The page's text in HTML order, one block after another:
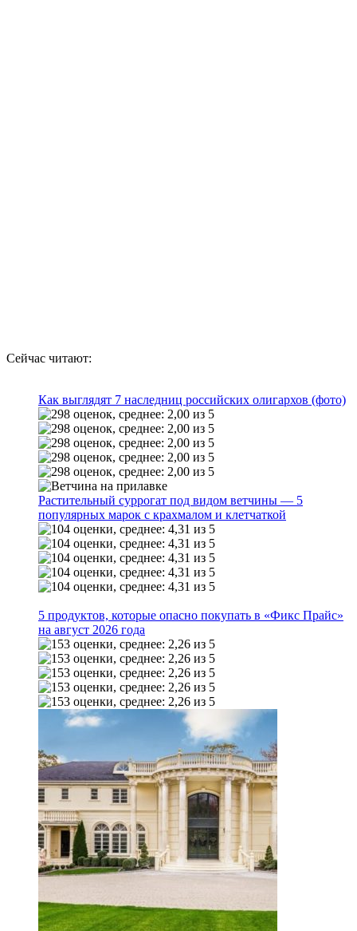
Сейчас читают:
Как выглядят 7 наследниц российских олигархов (фото)
Растительный суррогат под видом ветчины — 5
популярных марок с крахмалом и клетчаткой
5 продуктов, которые опасно покупать в «Фикс Прайс»
на август 2026 года